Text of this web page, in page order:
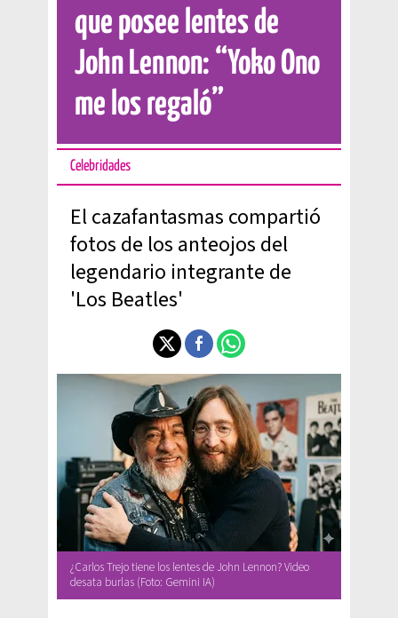
que posee lentes de
John Lennon: “Yoko Ono
me los regaló”
Celebridades
El cazafantasmas compartió
fotos de los anteojos del
legendario integrante de
'Los Beatles'
¿Carlos Trejo tiene los lentes de John Lennon? Video
desata burlas (Foto: Gemini IA)